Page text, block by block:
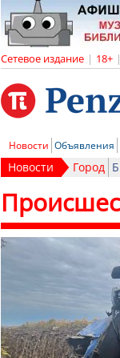
Сетевое издание | 18+ |
Новости Объявления
Новости Город